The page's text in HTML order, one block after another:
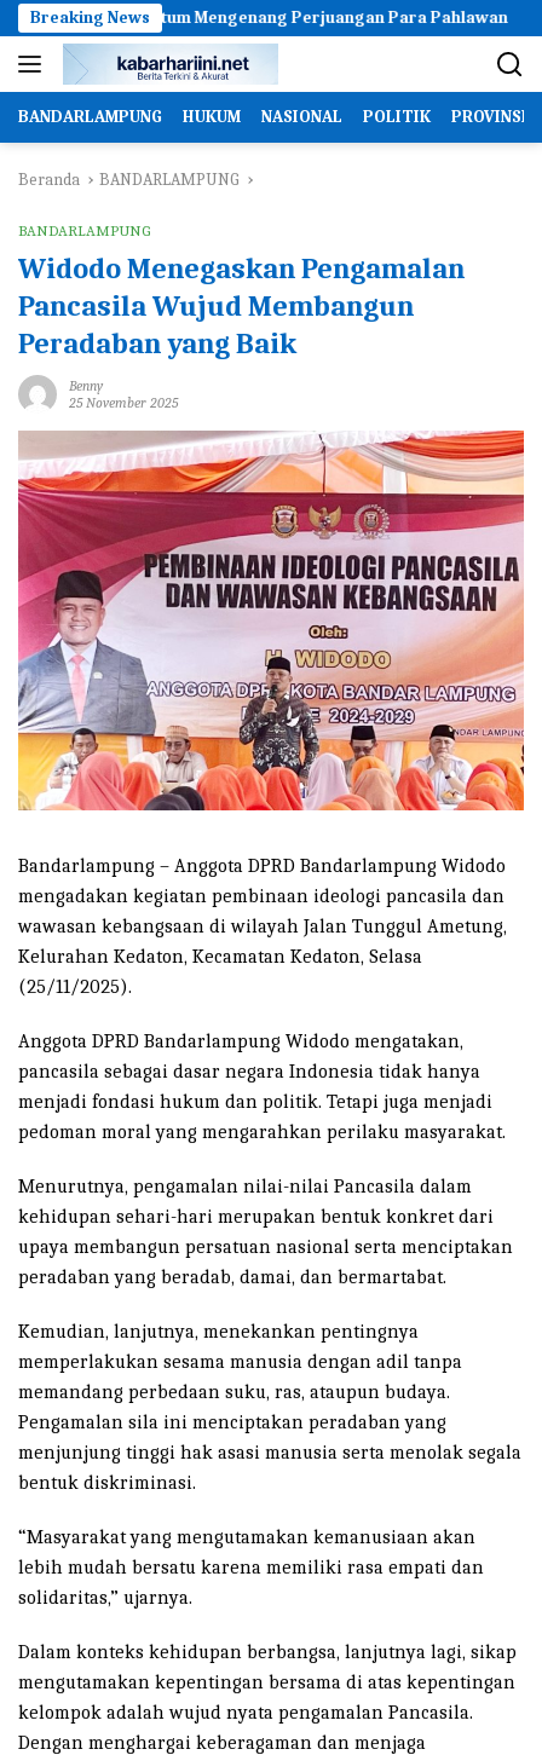
Langsung
ke
konten
Breaking News
Momentum Mengenang Perjuangan Para Pahlawan
BANDARLAMPUNG HUKUM NASIONAL POLITIK PROVINSI
Beranda BANDARLAMPUNG
BANDARLAMPUNG
Widodo Menegaskan Pengamalan
Pancasila Wujud Membangun
Peradaban yang Baik
Benny
25 November 2025
Bandarlampung – Anggota DPRD Bandarlampung Widodo
mengadakan kegiatan pembinaan ideologi pancasila dan
wawasan kebangsaan di wilayah Jalan Tunggul Ametung,
Kelurahan Kedaton, Kecamatan Kedaton, Selasa
(25/11/2025).
Anggota DPRD Bandarlampung Widodo mengatakan,
pancasila sebagai dasar negara Indonesia tidak hanya
menjadi fondasi hukum dan politik. Tetapi juga menjadi
pedoman moral yang mengarahkan perilaku masyarakat.
Menurutnya, pengamalan nilai-nilai Pancasila dalam
kehidupan sehari-hari merupakan bentuk konkret dari
upaya membangun persatuan nasional serta menciptakan
peradaban yang beradab, damai, dan bermartabat.
Kemudian, lanjutnya, menekankan pentingnya
memperlakukan sesama manusia dengan adil tanpa
memandang perbedaan suku, ras, ataupun budaya.
Pengamalan sila ini menciptakan peradaban yang
menjunjung tinggi hak asasi manusia serta menolak segala
bentuk diskriminasi.
“Masyarakat yang mengutamakan kemanusiaan akan
lebih mudah bersatu karena memiliki rasa empati dan
solidaritas,” ujarnya.
Dalam konteks kehidupan berbangsa, lanjutnya lagi, sikap
mengutamakan kepentingan bersama di atas kepentingan
kelompok adalah wujud nyata pengamalan Pancasila.
Dengan menghargai keberagaman dan menjaga